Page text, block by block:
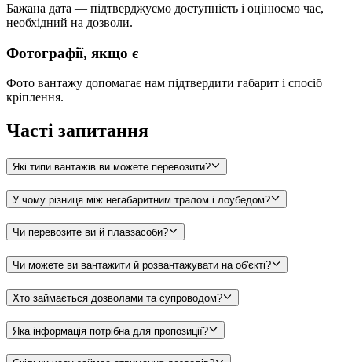
Бажана дата — підтверджуємо доступність і оцінюємо час,
необхідний на дозволи.
Фотографії, якщо є
Фото вантажу допомагає нам підтвердити габарит і спосіб
кріплення.
Часті запитання
Які типи вантажів ви можете перевозити?
У чому різниця між негабаритним тралом і лоубедом?
Чи перевозите ви й плавзасоби?
Чи можете ви вантажити й розвантажувати на об'єкті?
Хто займається дозволами та супроводом?
Яка інформація потрібна для пропозиції?